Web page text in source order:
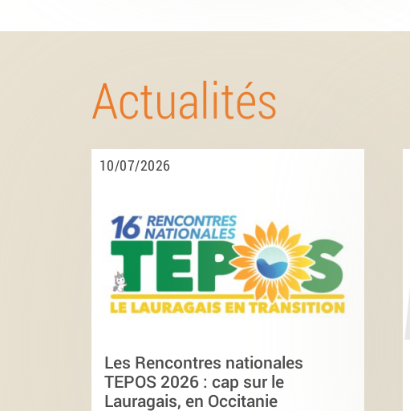
Actualités
10/07/2026
Les Rencontres nationales
TEPOS 2026 : cap sur le
Lauragais, en Occitanie